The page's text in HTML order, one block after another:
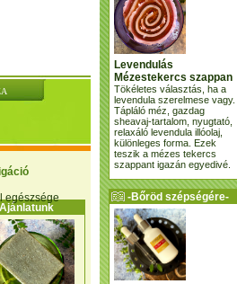
egészsége
Levendulás
Mézestekercs szappan
Tökéletes választás, ha a
levendula szerelmese vagy.
Tápláló méz, gazdag
sheavaj-tartalom, nyugtató,
relaxáló levendula illóolaj,
különleges forma. Ezek
teszik a mézes tekercs
szappant igazán egyedivé.
-Bőröd szépségére-